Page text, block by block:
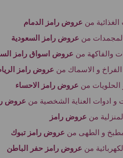
من عروض رامز الدمام
من عروض رامز السعودية
والفاكهة من عروض اسواق رامز
الفراخ و الاسماك من عروض رامز
الحلويات من عروض رامز الاحساء
و ادوات العناية الشخصية من عروض
من عروض رامز
و الطهى من عروض رامز تبوك
من عروض رامز حفر الباطن